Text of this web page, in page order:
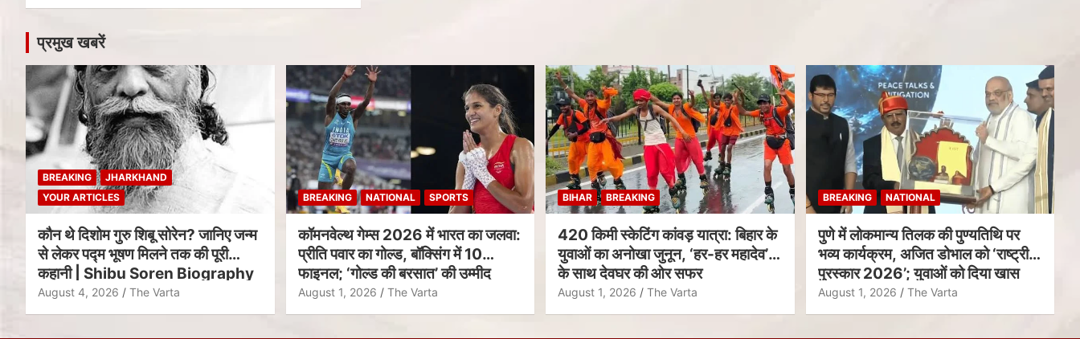
प्रमुख खबरें
BREAKING
JHARKHAND
YOUR ARTICLES
कौन थे दिशोम गुरु शिबू सोरेन? जानिए जन्म
से लेकर पद्म भूषण मिलने तक की पूरी
कहानी | Shibu Soren Biography
August 4, 2026 The Varta
BREAKING NATIONAL SPORTS
कॉमनवेल्थ गेम्स 2026 में भारत का जलवा:
प्रीति पवार का गोल्ड, बॉक्सिंग में 10
फाइनल; ‘गोल्ड की बरसात’ की उम्मीद
August 1, 2026 The Varta
BIHAR BREAKING
420 किमी स्केटिंग कांवड़ यात्रा: बिहार के
युवाओं का अनोखा जुनून, ‘हर-हर महादेव’
के साथ देवघर की ओर सफर
August 1, 2026 The Varta
BREAKING NATIONAL
पुणे में लोकमान्य तिलक की पुण्यतिथि पर
भव्य कार्यक्रम, अजित डोभाल को ‘राष्ट्रीय
पुरस्कार 2026’; युवाओं को दिया खास
संदेश
August 1, 2026 The Varta